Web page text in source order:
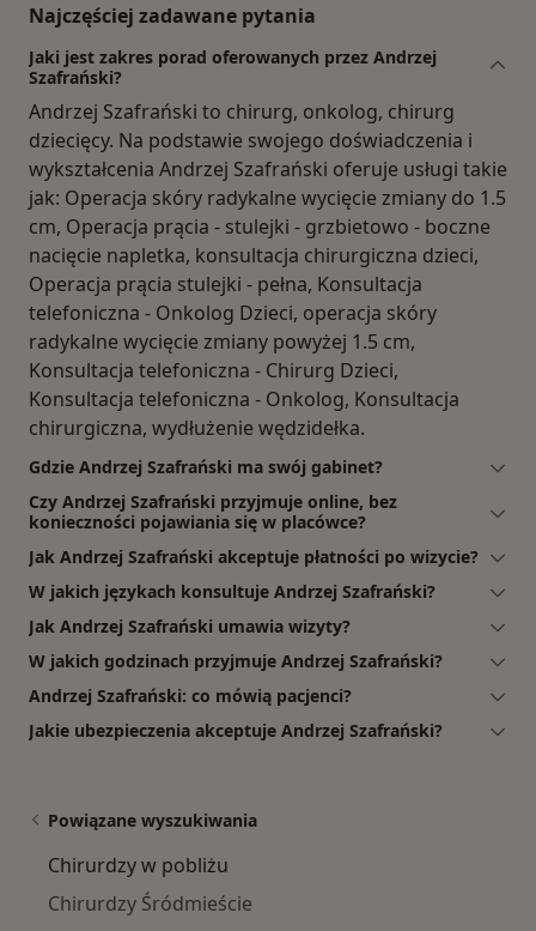
Najczęściej zadawane pytania
Jaki jest zakres porad oferowanych przez Andrzej
Szafrański?
Andrzej Szafrański to chirurg, onkolog, chirurg
dziecięcy. Na podstawie swojego doświadczenia i
wykształcenia Andrzej Szafrański oferuje usługi takie
jak: Operacja skóry radykalne wycięcie zmiany do 1.5
cm, Operacja prącia - stulejki - grzbietowo - boczne
nacięcie napletka, konsultacja chirurgiczna dzieci,
Operacja prącia stulejki - pełna, Konsultacja
telefoniczna - Onkolog Dzieci, operacja skóry
radykalne wycięcie zmiany powyżej 1.5 cm,
Konsultacja telefoniczna - Chirurg Dzieci,
Konsultacja telefoniczna - Onkolog, Konsultacja
chirurgiczna, wydłużenie wędzidełka.
Gdzie Andrzej Szafrański ma swój gabinet?
Czy Andrzej Szafrański przyjmuje online, bez
konieczności pojawiania się w placówce?
Jak Andrzej Szafrański akceptuje płatności po wizycie?
W jakich językach konsultuje Andrzej Szafrański?
Jak Andrzej Szafrański umawia wizyty?
W jakich godzinach przyjmuje Andrzej Szafrański?
Andrzej Szafrański: co mówią pacjenci?
Jakie ubezpieczenia akceptuje Andrzej Szafrański?
Powiązane wyszukiwania
Chirurdzy w pobliżu
Chirurdzy Śródmieście